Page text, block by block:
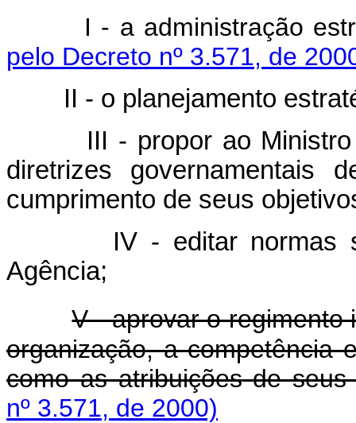
I - a administração
pelo Decreto nº 3.571, de
II - o planejamento
III - propor ao Ministro
diretrizes governamentais
cumprimento de seus
IV - editar normas
Agência;
V - aprovar o regimento
organização, a competência
como as atribuições de seus
nº 3.571, de 2000)